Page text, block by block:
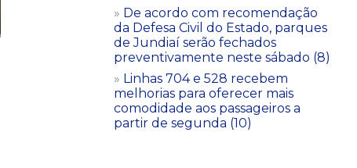
De acordo com recomendação
da Defesa Civil do Estado, parques
de Jundiaí serão fechados
preventivamente neste sábado (8)
Linhas 704 e 528 recebem
melhorias para oferecer mais
comodidade aos passageiros a
partir de segunda (10)